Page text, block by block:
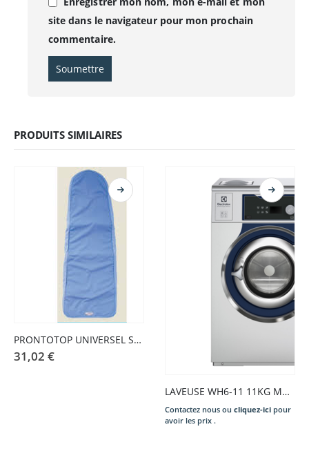
site dans le navigateur pour mon prochain
commentaire.
PRODUITS SIMILAIRES
PRONTOTOP UNIVERSEL SUPERIEUR BLEU CIEL
31,02 €
LAVEUSE WH6-11 11KG MOP 10KW
Contactez nous ou cliquez-ici pour
avoir les prix .